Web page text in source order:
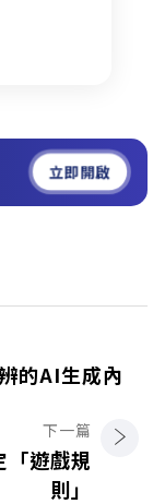
立即開啟
的AI生成內
下一篇
「遊戲規
則」